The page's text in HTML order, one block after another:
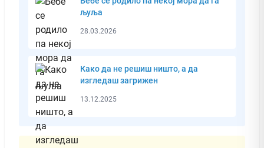
љуља
28.03.2026
Како да не решиш ништо, а да
изгледаш загрижен
13.12.2025